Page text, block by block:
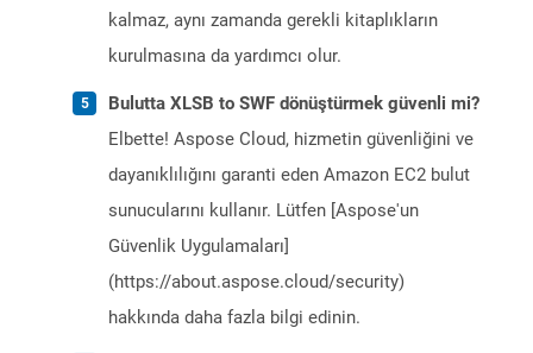
kalmaz, aynı zamanda gerekli kitaplıkların
kurulmasına da yardımcı olur.
Bulutta XLSB to SWF dönüştürmek güvenli mi?
Elbette! Aspose Cloud, hizmetin güvenliğini ve
dayanıklılığını garanti eden Amazon EC2 bulut
sunucularını kullanır. Lütfen [Aspose'un
Güvenlik Uygulamaları]
(https://about.aspose.cloud/security)
hakkında daha fazla bilgi edinin.